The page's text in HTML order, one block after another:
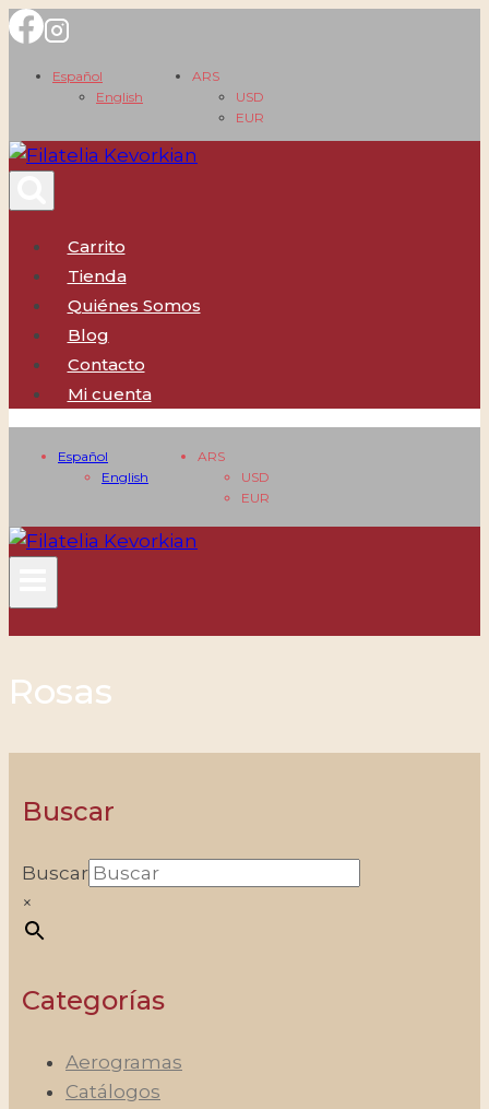
Saltar
contenido
Español
English
ARS
USD
EUR
Carrito
Tienda
Quiénes Somos
Blog
Contacto
Mi cuenta
Español
English
ARS
USD
EUR
Rosas
Buscar
Buscar
×
Categorías
Aerogramas
Catálogos